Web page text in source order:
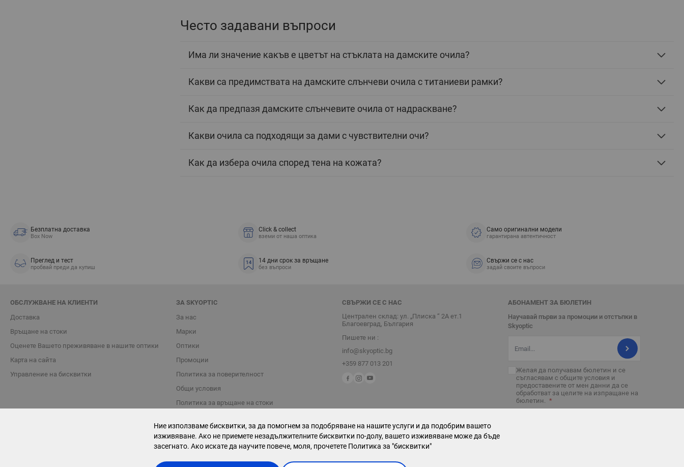
Ние използваме бисквитки, за да помогнем за подобряване на нашите услуги и да подобрим вашето
изживяване. Ако не приемете незадължителните бисквитки по-долу, вашето изживяване може да бъде
засегнато. Ако искате да научите повече, моля, прочетете Политика за "бисквитки"
Често задавани въпроси
Има ли значение какъв е цветът на стъклата на дамските очила?
Какви са предимствата на дамските слънчеви очила с титаниеви рамки?
Как да предпазя дамските слънчевите очила от надраскване?
Какви очила са подходящи за дами с чувствителни очи?
Как да избера очила според тена на кожата?
Безплатна доставка
Box Now
Click & collect
вземи от наша оптика
Само оригинални модели
гарантирана автентичност
Преглед и тест
пробвай преди да купиш
14 дни срок за връщане
без въпроси
Свържи се с нас
задай своите въпроси
ОБСЛУЖВАНЕ НА КЛИЕНТИ
Доставка
Връщане на стоки
Oценете Вашето преживяване в нашите оптики
Карта на сайта
Управление на бисквитки
ЗА SKYOPTIC
За нас
Марки
Оптики
Промоции
Политика за поверителност
Общи условия
Политика за връщане на стоки
СВЪРЖИ СЕ С НАС
Централен склад: ул. „Плиска “ 2А ет.1
Благоевград, България
Пишете ни :
info@skyoptic.bg
+359 877 013 201
АБОНАМЕНТ ЗА БЮЛЕТИН
Научавай първи за промоции и отстъпки в
Skyoptic
Желая да получавам бюлетин и се
съгласявам с общите условия и
предоставените от мен данни да се
обработват за целите на изпращане на
бюлетин.